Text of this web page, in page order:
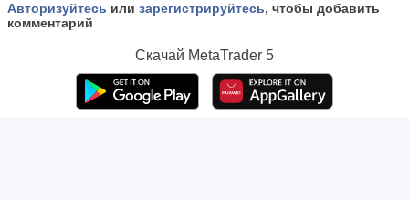
Авторизуйтесь или зарегистрируйтесь, чтобы добавить
комментарий
Скачай MetaTrader 5